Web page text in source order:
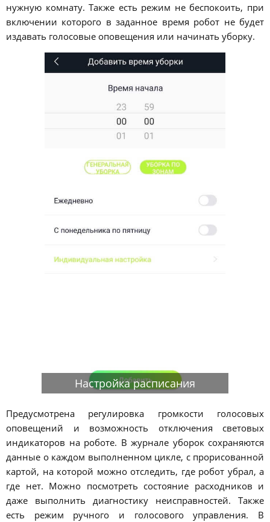
нужную комнату. Также есть режим не беспокоить, при
включении которого в заданное время робот не будет
издавать голосовые оповещения или начинать уборку.
Настройка расписания
Предусмотрена регулировка громкости голосовых
оповещений и возможность отключения световых
индикаторов на роботе. В журнале уборок сохраняются
данные о каждом выполненном цикле, с прорисованной
картой, на которой можно отследить, где робот убрал, а
где нет. Можно посмотреть состояние расходников и
даже выполнить диагностику неисправностей. Также
есть режим ручного и голосового управления. В